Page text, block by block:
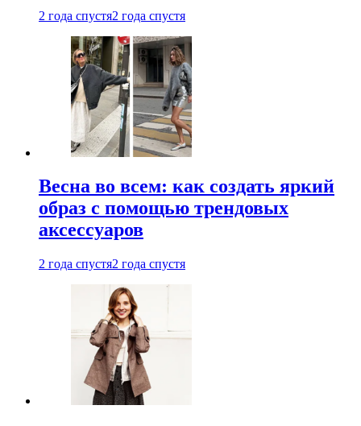
2 года спустя2 года спустя
Весна во всем: как создать яркий
образ с помощью трендовых
аксессуаров
2 года спустя2 года спустя